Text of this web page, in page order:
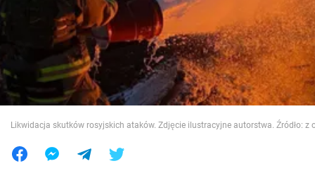
Wojna na Ukrainie
Świat
Jedzenie
Likwidacja skutków rosyjskich ataków. Zdjęcie ilustracyjne autorstwa. Źródło: z